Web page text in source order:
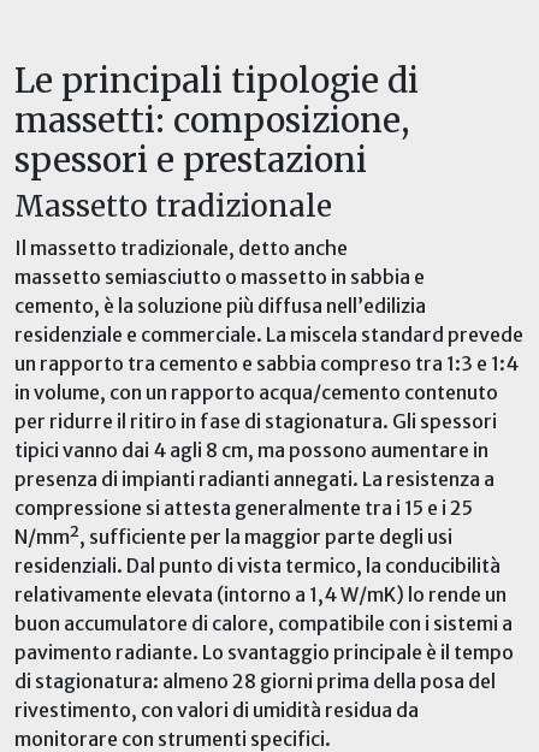
Le principali tipologie di
massetti: composizione,
spessori e prestazioni
Massetto tradizionale
Il massetto tradizionale, detto anche
massetto semiasciutto o massetto in sabbia e
cemento, è la soluzione più diffusa nell’edilizia
residenziale e commerciale. La miscela standard prevede
un rapporto tra cemento e sabbia compreso tra 1:3 e 1:4
in volume, con un rapporto acqua/cemento contenuto
per ridurre il ritiro in fase di stagionatura. Gli spessori
tipici vanno dai 4 agli 8 cm, ma possono aumentare in
presenza di impianti radianti annegati. La resistenza a
compressione si attesta generalmente tra i 15 e i 25
N/mm², sufficiente per la maggior parte degli usi
residenziali. Dal punto di vista termico, la conducibilità
relativamente elevata (intorno a 1,4 W/mK) lo rende un
buon accumulatore di calore, compatibile con i sistemi a
pavimento radiante. Lo svantaggio principale è il tempo
di stagionatura: almeno 28 giorni prima della posa del
rivestimento, con valori di umidità residua da
monitorare con strumenti specifici.